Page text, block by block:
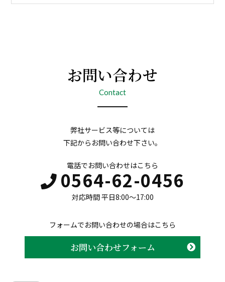
お問い合わせ
Contact
弊社サービス等については
下記からお問い合わせ下さい。
電話でお問い合わせはこちら
0564-62-0456
対応時間 平日8:00〜17:00
フォームでお問い合わせの場合はこちら
お問い合わせフォーム